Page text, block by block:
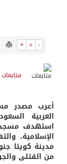
+ = -
متابعات
أعرب مصدر
العربية
استهدف
الإسلامية،
مدينة كويتا
من القتلى